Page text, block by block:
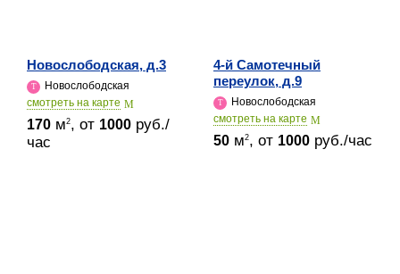
Новослободская, д.3
Новослободская
cмотреть на карте
170 м2, от 1000 руб./
час
4-й Самотечный
переулок, д.9
Новослободская
cмотреть на карте
50 м2, от 1000 руб./час